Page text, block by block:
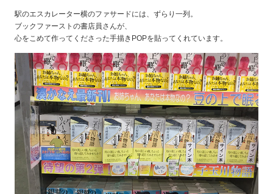
駅のエスカレーター横のファサードには、ずらり一列。
ブックファーストの書店員さんが、
心をこめて作ってくださった手描きPOPを貼ってくれています。